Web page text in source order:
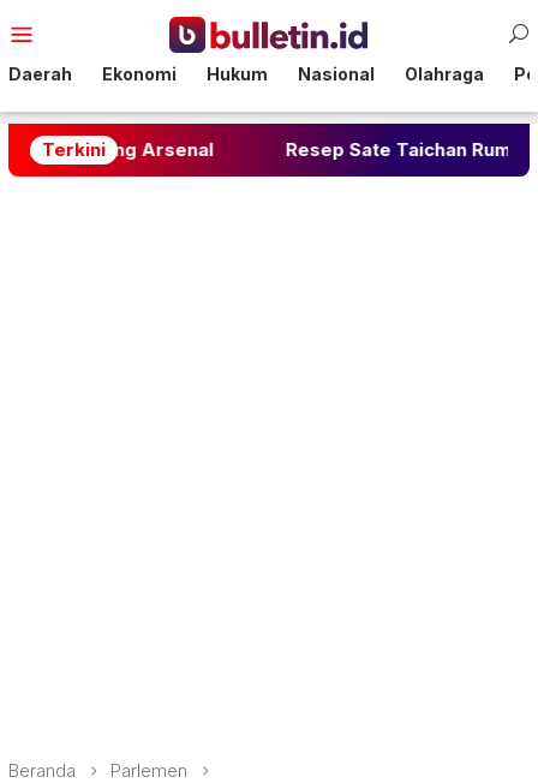
ke
Mobile
Daerah Ekonomi Hukum Nasional Olahraga
Terkini
Arsenal Resep Sate Taichan Rumahan:
Beranda Parlemen